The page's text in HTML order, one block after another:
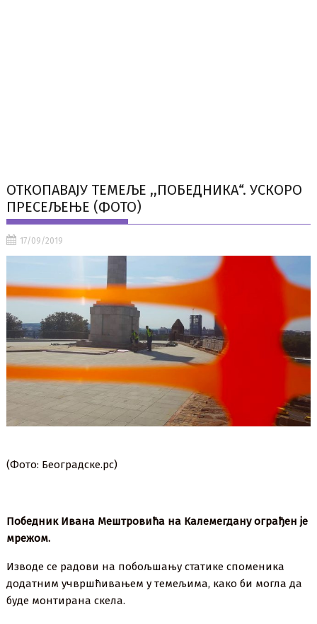
ОТКОПАВАЈУ ТЕМЕЉЕ ,,ПОБЕДНИКА“. УСКОРО
ПРЕСЕЉЕЊЕ (ФОТО)
17/09/2019
(Фото: Београдске.рс)
Победник Ивана Мештровића на Калемегдану ограђен је
мрежом.
Изводе се радови на побољшању статике споменика
додатним учвршћивањем у темељима, како би могла да
буде монтирана скела.